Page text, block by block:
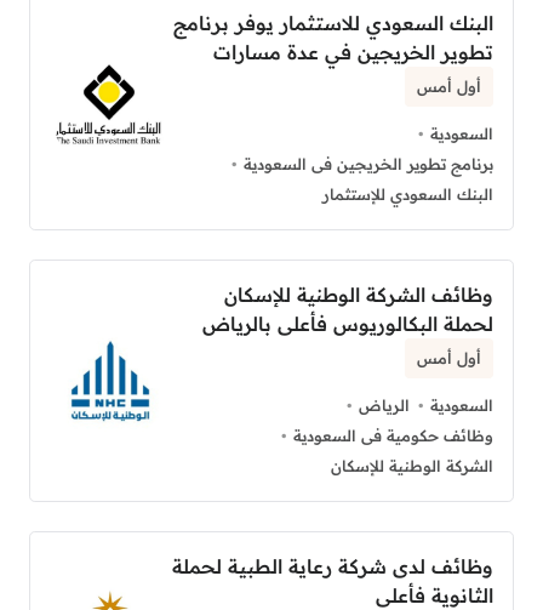
البنك السعودي للاستثمار يوفر برنامج
تطوير الخريجين في عدة مسارات
أول أمس
السعودية
برنامج تطوير الخريجين فى السعودية
البنك السعودي للإستثمار
وظائف الشركة الوطنية للإسكان
لحملة البكالوريوس فأعلى بالرياض
أول أمس
السعودية
الرياض
وظائف حكومية فى السعودية
الشركة الوطنية للإسكان
وظائف لدى شركة رعاية الطبية لحملة
الثانوية فأعلى